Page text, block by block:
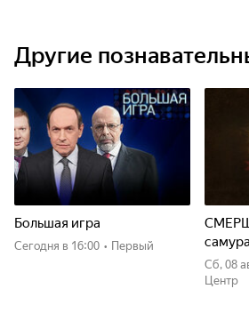
Другие
Большая игра
Сегодня в 16:00 • Первый
сб, 08
Центр